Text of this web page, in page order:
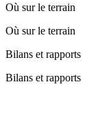
Où sur le terrain
Où sur le terrain
Bilans et rapports
Bilans et rapports